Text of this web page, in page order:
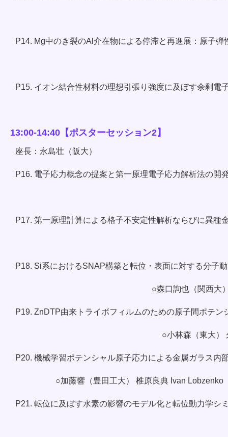
P14. Mg中のき裂のAl介在物による停滞と再進展：原子
P15. イオン結合性材料の理想引張り強度に及ぼす余剰電
13:00-14:40【ポスターセッション2】
座長：永島壮（阪大）
P16. 電子応力概念の提案と第一原理電子応力解析法の開
P17. 第一原理計算による格子不安定性解析ならびに異種
P18. Si系におけるSNAP構築と転位・表面に対する分子
○森口詢也（関西大
P19. ZnDTP由来トライボフィルムのための原子間ポテン
○小林森（東大）
P20. 機械学習ポテンシャル原子応力による金属ガラス内
○加藤響（豊田工大） 椎原良典 Ivan
P21. 転位に及ぼす水素の影響のモデル化と転位動力学シ